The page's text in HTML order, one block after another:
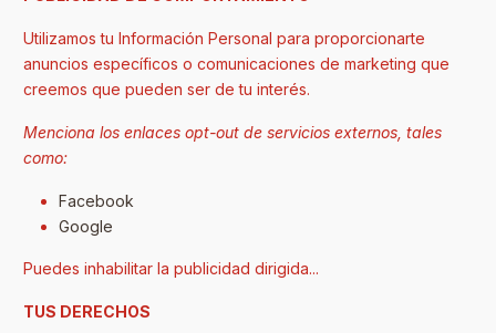
Utilizamos tu Información Personal para proporcionarte
anuncios específicos o comunicaciones de marketing que
creemos que pueden ser de tu interés.
Menciona los enlaces opt-out de servicios externos, tales
como:
Facebook
Google
Puedes inhabilitar la publicidad dirigida...
TUS DERECHOS